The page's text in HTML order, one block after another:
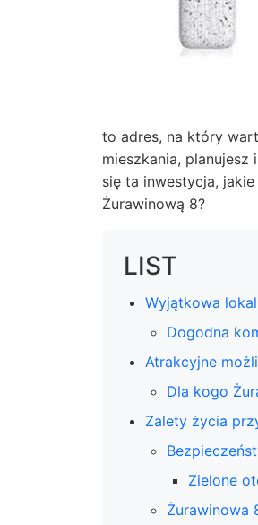
to adres, na który
mieszkania,
się ta inwestycja,
Żurawinową 8?
LIST
Wyjątkowa
Dogodna
Atrakcyjne
Dla kogo
Zalety życia
Zielone
Żurawinowa